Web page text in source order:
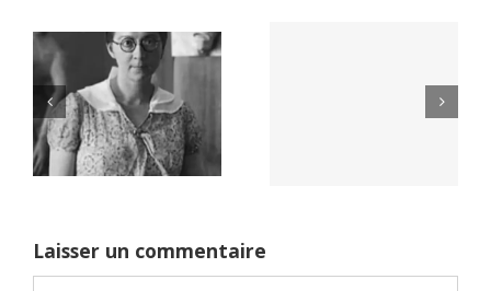
Netflix Field of
Dreams (1989)
Yaïr Golan : une
Laisser un commentaire